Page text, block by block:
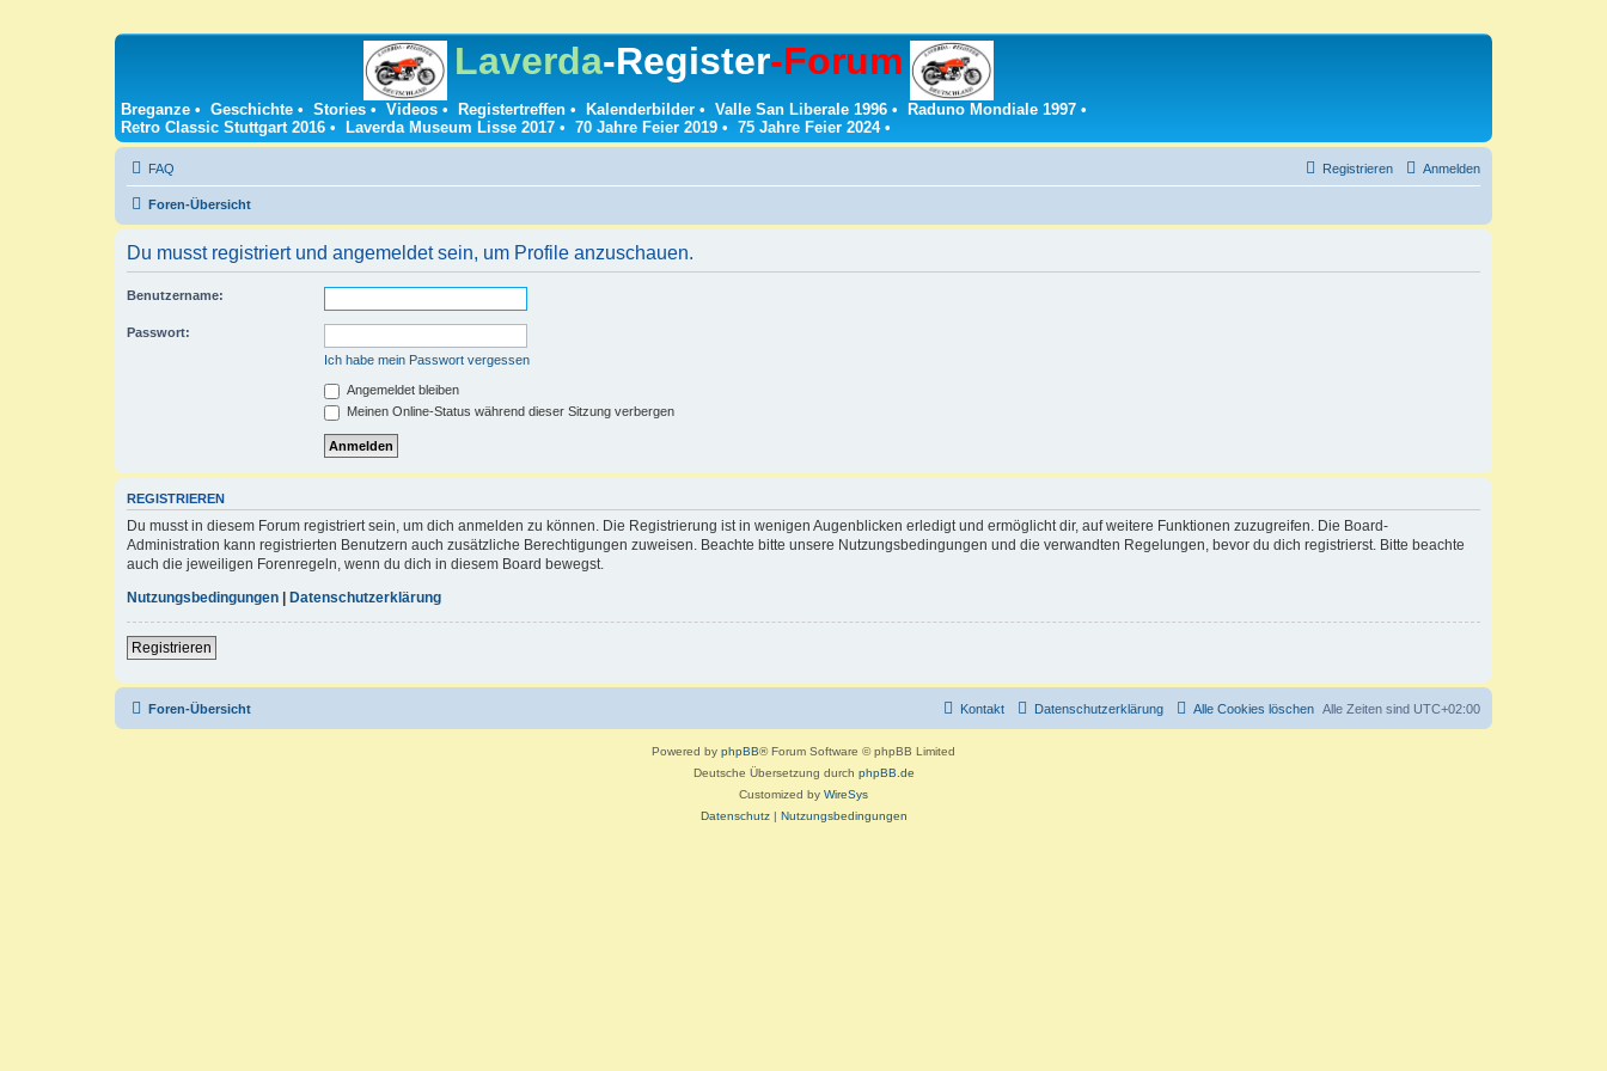
Laverda-Register-Forum
Breganze • Geschichte • Stories • Videos • Registertreffen • Kalenderbilder • Valle San Liberale 1996 • Raduno Mondiale 1997 •
Retro Classic Stuttgart 2016 • Laverda Museum Lisse 2017 • 70 Jahre Feier 2019 • 75 Jahre Feier 2024•
FAQ Anmelden
Registrieren
Foren-Übersicht
Du musst registriert und angemeldet sein, um Profile anzuschauen.
Benutzername:
Passwort:
Ich habe mein Passwort vergessen
Angemeldet bleiben
Meinen Online-Status während dieser Sitzung verbergen
REGISTRIEREN
Du musst in diesem Forum registriert sein, um dich anmelden zu können. Die Registrierung ist in wenigen Augenblicken erledigt und ermöglicht dir, auf weitere Funktionen zuzugreifen. Die Board-
Administration kann registrierten Benutzern auch zusätzliche Berechtigungen zuweisen. Beachte bitte unsere Nutzungsbedingungen und die verwandten Regelungen, bevor du dich registrierst. Bitte beachte
auch die jeweiligen Forenregeln, wenn du dich in diesem Board bewegst.
Nutzungsbedingungen
Datenschutzerklärung
Registrieren
Foren-Übersicht Alle Zeiten sind UTC+02:00
Alle Cookies löschen
Datenschutzerklärung
Kontakt
Powered by phpBB® Forum Software © phpBB Limited
Deutsche Übersetzung durch phpBB.de
Customized by WireSys
Datenschutz| Nutzungsbedingungen